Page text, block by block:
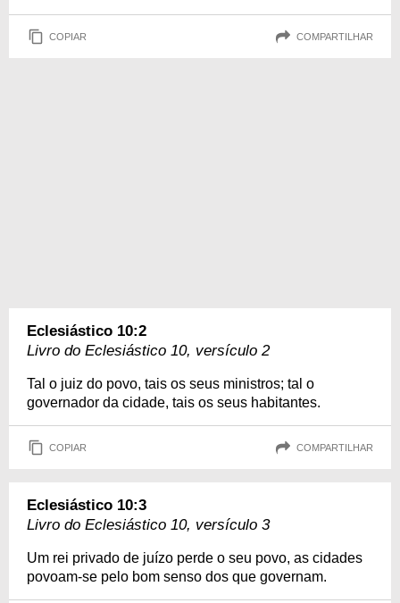
COPIAR COMPARTILHAR
Eclesiástico 10:2
Livro do Eclesiástico 10, versículo 2
Tal o juiz do povo, tais os seus ministros; tal o
governador da cidade, tais os seus habitantes.
COPIAR COMPARTILHAR
Eclesiástico 10:3
Livro do Eclesiástico 10, versículo 3
Um rei privado de juízo perde o seu povo, as cidades
povoam-se pelo bom senso dos que governam.